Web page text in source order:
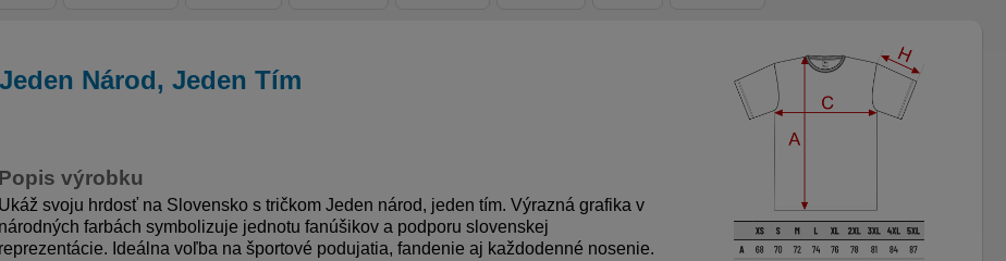
Národ, Jeden Tím
Popis výrobku
Ukáž svoju hrdosť na Slovensko s tričkom Jeden národ, jeden tím. Výrazná grafika v
národných farbách symbolizuje jednotu fanúšikov a podporu slovenskej
reprezentácie. Ideálna voľba na športové podujatia, fandenie aj každodenné nosenie.